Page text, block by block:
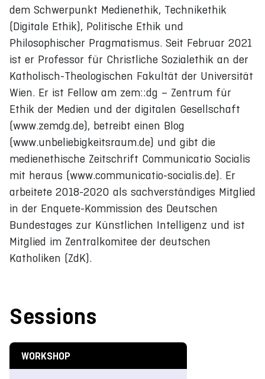
dem Schwerpunkt Medienethik, Technikethik
(Digitale Ethik), Politische Ethik und
Philosophischer Pragmatismus. Seit Februar 2021
ist er Professor für Christliche Sozialethik an der
Katholisch-Theologischen Fakultät der Universität
Wien. Er ist Fellow am zem::dg – Zentrum für
Ethik der Medien und der digitalen Gesellschaft
(www.zemdg.de), betreibt einen Blog
(www.unbeliebigkeitsraum.de) und gibt die
medienethische Zeitschrift Communicatio Socialis
mit heraus (www.communicatio-socialis.de). Er
arbeitete 2018-2020 als sachverständiges Mitglied
in der Enquete-Kommission des Deutschen
Bundestages zur Künstlichen Intelligenz und ist
Mitglied im Zentralkomitee der deutschen
Katholiken (ZdK).
Sessions
WORKSHOP